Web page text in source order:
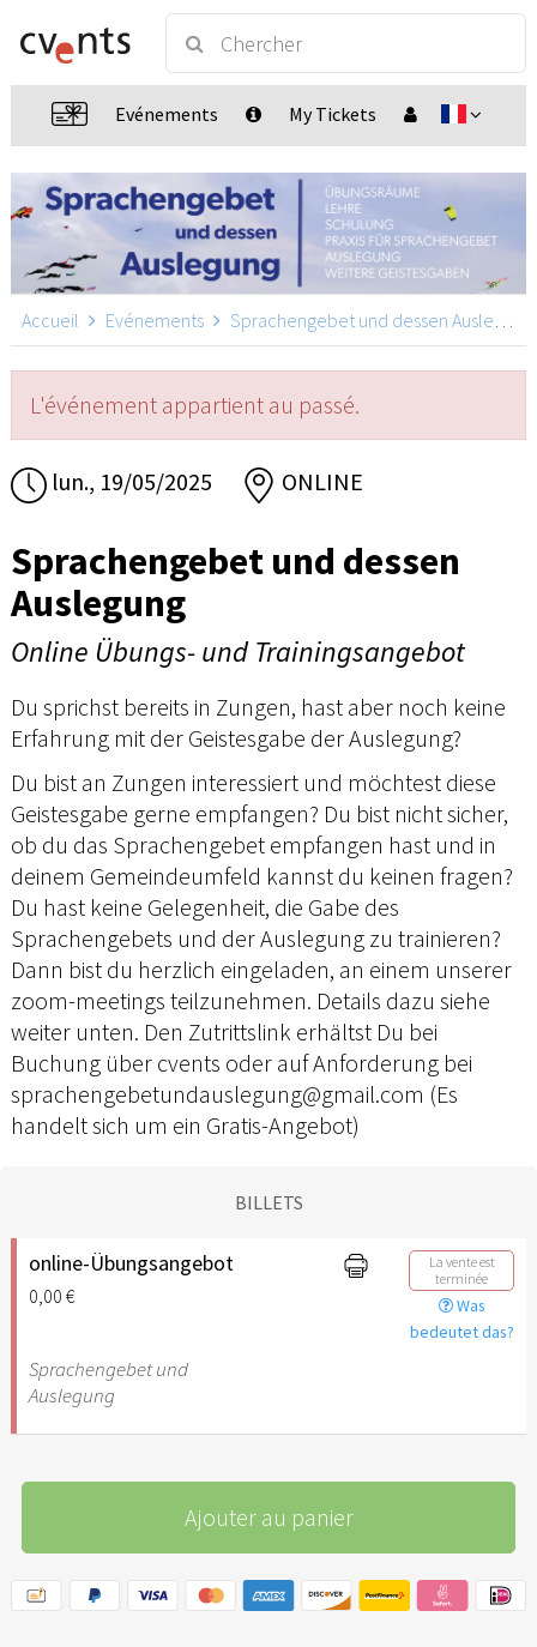
Evénements My Tickets
Accueil Evénements Sprachengebet und dessen Auslegung
L'événement appartient au passé.
lun., 19/05/2025 ONLINE
Sprachengebet und dessen
Auslegung
Online Übungs- und Trainingsangebot
Du sprichst bereits in Zungen, hast aber noch keine
Erfahrung mit der Geistesgabe der Auslegung?
Du bist an Zungen interessiert und möchtest diese
Geistesgabe gerne empfangen? Du bist nicht sicher,
ob du das Sprachengebet empfangen hast und in
deinem Gemeindeumfeld kannst du keinen fragen?
Du hast keine Gelegenheit, die Gabe des
Sprachengebets und der Auslegung zu trainieren?
Dann bist du herzlich eingeladen, an einem unserer
zoom-meetings teilzunehmen. Details dazu siehe
weiter unten. Den Zutrittslink erhältst Du bei
Buchung über cvents oder auf Anforderung bei
sprachengebetundauslegung@gmail.com (Es
handelt sich um ein Gratis-Angebot)
BILLETS
online-Übungsangebot
0,00 €
La vente est
terminée
Was
bedeutet das?
Sprachengebet und
Auslegung
Ajouter au panier